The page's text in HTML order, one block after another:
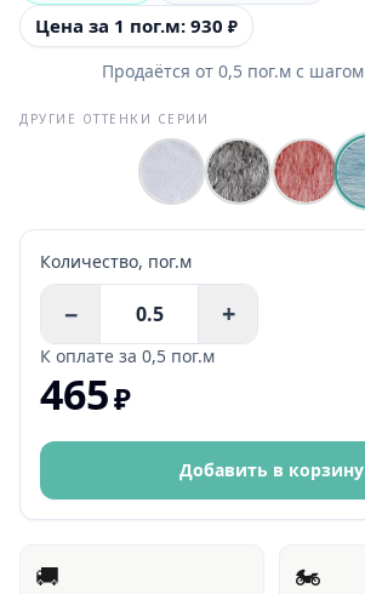
Цена за 1 пог.м: 930 ₽
Продаётся от 0,5 пог.м с шагом
ДРУГИЕ ОТТЕНКИ СЕРИИ
Количество, пог.м
− +
К оплате за 0,5 пог.м
465₽
Добавить в корзину
🚚 🏍